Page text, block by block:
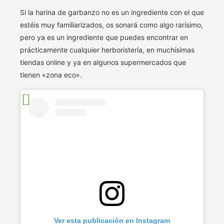
Si la harina de garbanzo no es un ingrediente con el que
estéis muy familiarizados, os sonará como algo rarísimo,
pero ya es un ingrediente que puedes encontrar en
prácticamente cualquier herboristería, en muchísimas
tiendas online y ya en algunos supermercados que
tienen «zona eco».
Ver esta publicación en Instagram